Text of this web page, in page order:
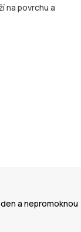
na povrchu a
a nepromoknou